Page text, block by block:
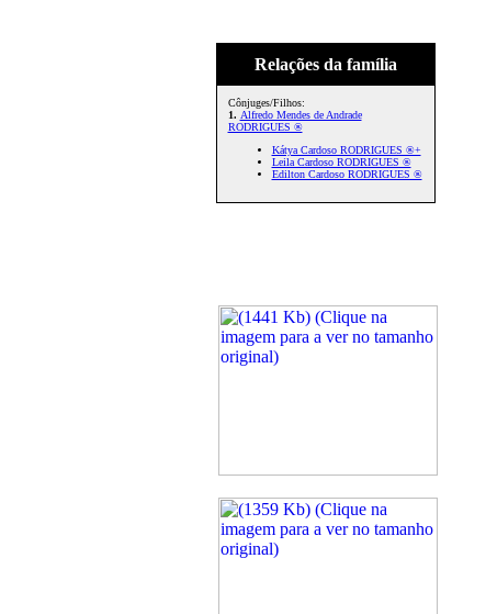
Relações da família
Cônjuges/Filhos:
1. Alfredo Mendes de Andrade
RODRIGUES ®
Kátya Cardoso RODRIGUES ®+
Leila Cardoso RODRIGUES ®
Edilton Cardoso RODRIGUES ®